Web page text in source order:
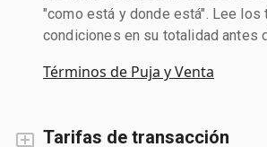
"como está y donde está". Lee los
condiciones en su totalidad antes
Términos de Puja y Venta
Tarifas de transacción